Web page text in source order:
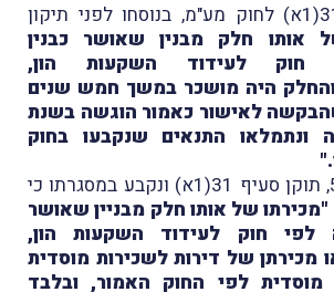
וכך קבע סעיף 31(1א) לחוק מע"מ, בנוסחו לפני תיקון
אותו חלק מבנין שאושר כבנין
חוק לעידוד השקעות הון,
1959, והחלק היה מושכר במשך חמש שנים
לאישור כאמור הוגשה בשנת
ונתמלאו התנאים שנקבעו בחוק
במסגרת תיקון 59, תוקן סעיף 31(1א) ונקבע במסגרתו כי
"מכירתו של אותו חלק מבניין שאושר
לפי חוק לעידוד השקעות הון,
1959 או מכירתן של דירות לשכירות מוסדית
מוסדית לפי החוק האמור, ובלבד